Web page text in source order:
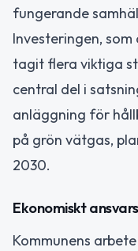
fungerande
Investeringen,
tagit flera viktiga
central del i
anläggning för
på grön vätgas,
2030.
Ekonomiskt
Kommunens